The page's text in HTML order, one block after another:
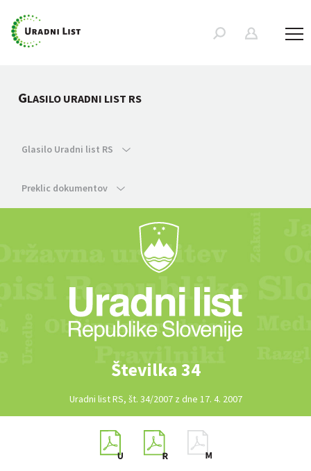
GLASILO URADNI LIST RS
Glasilo Uradni list RS
Preklic dokumentov
Številka 34
Uradni list RS, št. 34/2007 z dne 17. 4. 2007